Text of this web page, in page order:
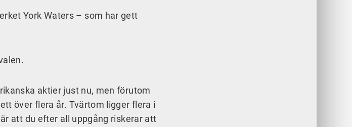
York Waters – som har gett
aktier just nu, men förutom
över flera år. Tvärtom ligger flera i
att du efter all uppgång riskerar att